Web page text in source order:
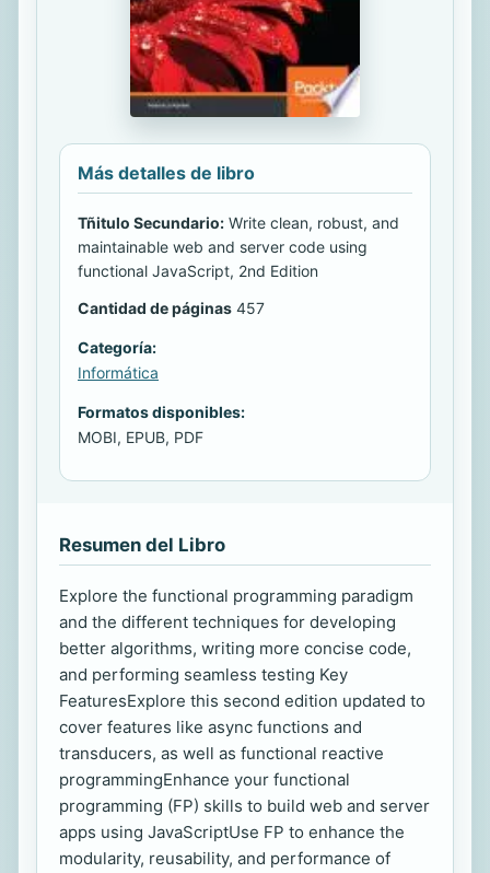
Más detalles de libro
Tñitulo Secundario: Write clean, robust, and
maintainable web and server code using
functional JavaScript, 2nd Edition
Cantidad de páginas 457
Categoría:
Informática
Formatos disponibles:
MOBI, EPUB, PDF
Resumen del Libro
Explore the functional programming paradigm
and the different techniques for developing
better algorithms, writing more concise code,
and performing seamless testing Key
FeaturesExplore this second edition updated to
cover features like async functions and
transducers, as well as functional reactive
programmingEnhance your functional
programming (FP) skills to build web and server
apps using JavaScriptUse FP to enhance the
modularity, reusability, and performance of